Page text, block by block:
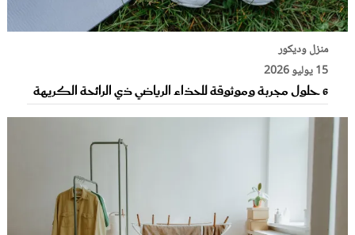
منزل وديكور
15 يوليو 2026
6 حلول مجربة وموثوقة للحذاء الرياضي ذي الرائحة الكريهة